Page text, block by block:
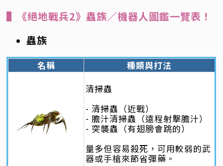
▌《絕地戰兵2》蟲族／機器人圖鑑一覽表！
蟲族
名稱
種類與打法
清掃蟲
- 清掃蟲（近戰）
- 膽汁清掃蟲（遠程射擊膽汁）
- 突襲蟲（有翅膀會跳的）
量多但容易殺死，可用較弱的武
器或手槍來節省彈藥。